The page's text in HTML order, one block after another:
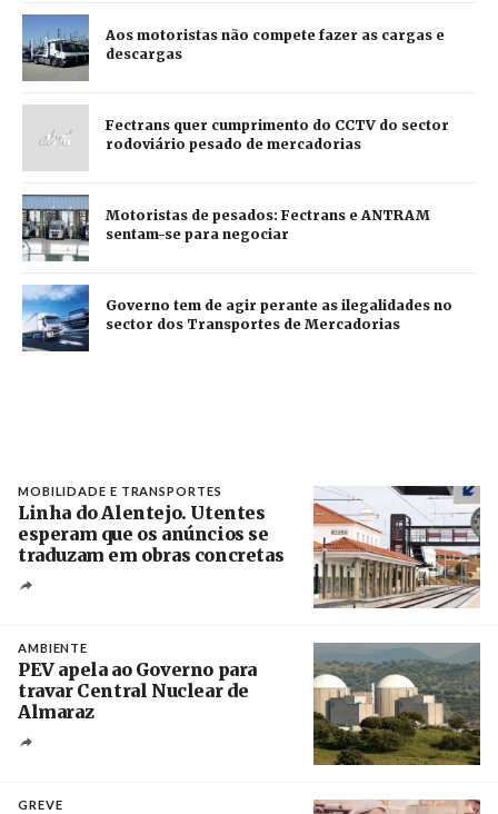
Aos motoristas não compete fazer as cargas e
descargas
Fectrans quer cumprimento do CCTV do sector
rodoviário pesado de mercadorias
Motoristas de pesados: Fectrans e ANTRAM
sentam-se para negociar
Governo tem de agir perante as ilegalidades no
sector dos Transportes de Mercadorias
MOBILIDADE E TRANSPORTES
Linha do Alentejo. Utentes
esperam que os anúncios se
traduzam em obras concretas
AMBIENTE
PEV apela ao Governo para
travar Central Nuclear de
Almaraz
GREVE